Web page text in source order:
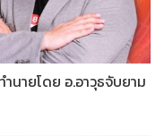
นายโดย อ.อาวุธจับยาม